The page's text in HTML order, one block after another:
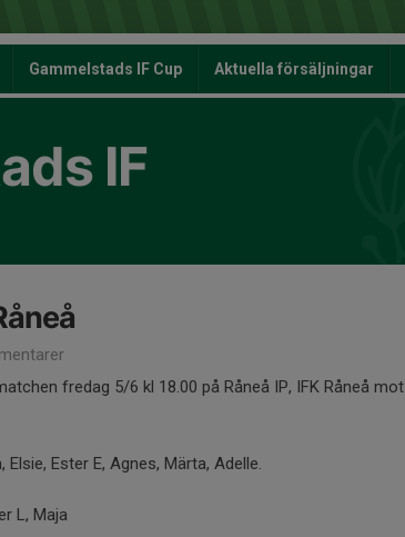
Gammelstads IF Cup Aktuella försäljningar
IF
fredag 5/6 kl 18.00 på Råneå IP, IFK Råneå mot
Elsie, Ester E, Agnes, Märta, Adelle.
L, Maja